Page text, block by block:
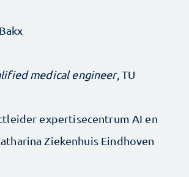
medical engineer, TU
expertisecentrum AI en
Ziekenhuis Eindhoven